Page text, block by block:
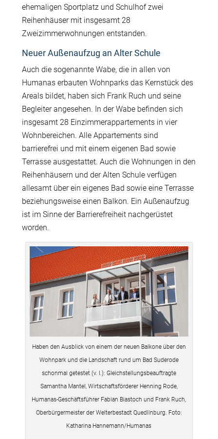
ehemaligen Sportplatz und Schulhof zwei
Reihenhäuser mit insgesamt 28
Zweizimmerwohnungen entstanden.
Neuer Außenaufzug an Alter Schule
Auch die sogenannte Wabe, die in allen von
Humanas erbauten Wohnparks das Kernstück des
Areals bildet, haben sich Frank Ruch und seine
Begleiter angesehen. In der Wabe befinden sich
insgesamt 28 Einzimmerappartements in vier
Wohnbereichen. Alle Appartements sind
barrierefrei und mit einem eigenen Bad sowie
Terrasse ausgestattet. Auch die Wohnungen in den
Reihenhäusern und der Alten Schule verfügen
allesamt über ein eigenes Bad sowie eine Terrasse
beziehungsweise einen Balkon. Ein Außenaufzug
ist im Sinne der Barrierefreiheit nachgerüstet
worden.
Haben den Ausblick von einem der neuen Balkone über den
Wohnpark und die Landschaft rund um Bad Suderode
schonmal getestet (v. l.): Gleichstellungsbeauftragte
Samantha Mantel, Wirtschaftsförderer Henning Rode,
Humanas-Geschäftsführer Fabian Biastoch und Frank Ruch,
Oberbürgermeister der Welterbestadt Quedlinburg. Foto:
Katharina Hannemann/Humanas